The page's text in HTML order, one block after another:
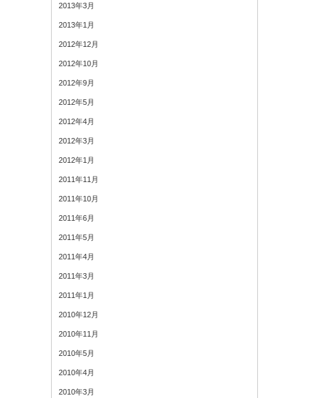
2013年3月
2013年1月
2012年12月
2012年10月
2012年9月
2012年5月
2012年4月
2012年3月
2012年1月
2011年11月
2011年10月
2011年6月
2011年5月
2011年4月
2011年3月
2011年1月
2010年12月
2010年11月
2010年5月
2010年4月
2010年3月